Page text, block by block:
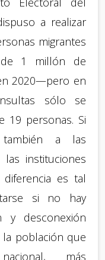
a realizar
migrantes
de 1 millón de
2020—pero en
sólo se
19 personas. Si
a las
instituciones
es tal
si no hay
y desconexión
la población que
más